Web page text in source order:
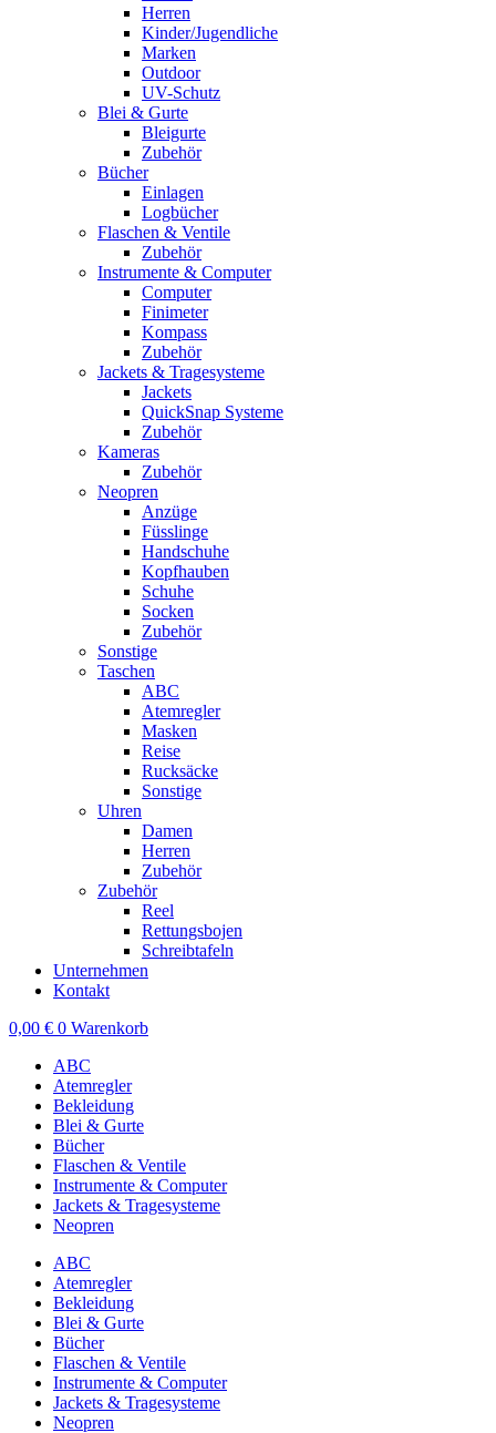
Herren
Kinder/Jugendliche
Marken
Outdoor
UV-Schutz
Blei & Gurte
Bleigurte
Zubehör
Bücher
Einlagen
Logbücher
Flaschen & Ventile
Zubehör
Instrumente & Computer
Computer
Finimeter
Kompass
Zubehör
Jackets & Tragesysteme
Jackets
QuickSnap Systeme
Zubehör
Kameras
Zubehör
Neopren
Anzüge
Füsslinge
Handschuhe
Kopfhauben
Schuhe
Socken
Zubehör
Sonstige
Taschen
ABC
Atemregler
Masken
Reise
Rucksäcke
Sonstige
Uhren
Damen
Herren
Zubehör
Zubehör
Reel
Rettungsbojen
Schreibtafeln
Unternehmen
Kontakt
0,00 € 0 Warenkorb
ABC
Atemregler
Bekleidung
Blei & Gurte
Bücher
Flaschen & Ventile
Instrumente & Computer
Jackets & Tragesysteme
Neopren
ABC
Atemregler
Bekleidung
Blei & Gurte
Bücher
Flaschen & Ventile
Instrumente & Computer
Jackets & Tragesysteme
Neopren